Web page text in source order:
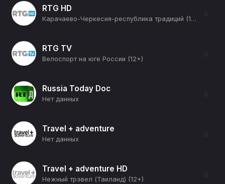
RTG HD
Карачаево-Черкесия-республика традиций (12+)
☆
RTG TV
Велоспорт на юге России (12+)
☆
Russia Today Doc
Нет данных
☆
Travel + adventure
Нет данных
☆
Travel + adventure HD
Нежный трэвел (Таиланд) (12+)
☆